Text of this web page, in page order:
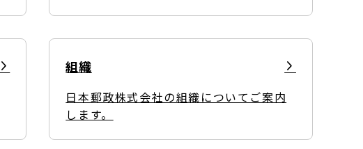
組織
日本郵政株式会社の組織についてご案内
します。